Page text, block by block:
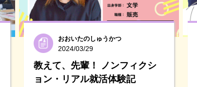
おおいたのしゅうかつ
2024/03/29
教えて、先輩！ ノンフィクシ
ョン・リアル就活体験記